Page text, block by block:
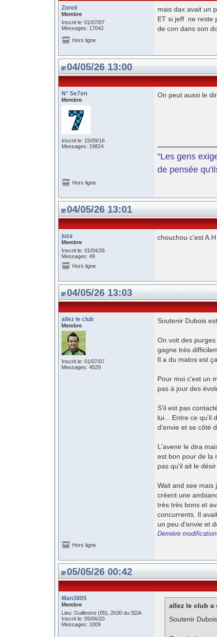
Zoreil
Membre
Inscrit le: 01/07/07
Messages: 17042
mais dax avait un
ET si jeff ne reste
de con dans son
Hors ligne
04/05/26 13:00
N° Se7en
Membre
Inscrit le: 15/09/16
Messages: 19824
On peut aussi le
"Les gens
de pensée
Hors ligne
04/05/26 13:01
juza
Membre
Inscrit le: 01/04/26
Messages: 49
chouchou c'est
Hors ligne
04/05/26 13:03
allez le club
Membre
Inscrit le: 01/07/07
Messages: 4529
Soutenir Dubois
On voit des
gagne très
Il a du matos est
Pour moi c'est un
pas à jour des
S'il est pas
lui... Entre ce qu'il
d'envie et se côté
L'avenir le dira
est bon pour de la
pas qu'il ait le
Wait and see mais
créent une
très très bons et
concurrents. Il
un peu d'envie et
Dernière
Hors ligne
05/05/26 00:42
Man3805
Membre
Lieu: Guillestre (05), 2h30 du SDA
Inscrit le: 05/06/20
Messages: 1009
allez le club a
Soutenir